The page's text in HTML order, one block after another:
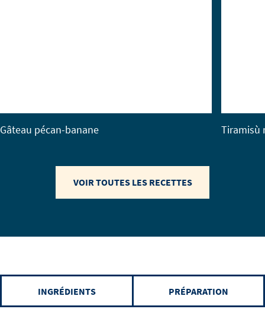
Gâteau pécan-banane Tiramisù
VOIR TOUTES LES RECETTES
INGRÉDIENTS PRÉPARATION